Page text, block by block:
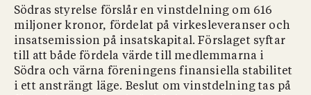
Södras styrelse förslår en vinstdelning om 616
miljoner kronor, fördelat på virkesleveranser och
insatsemission på insatskapital. Förslaget syftar
till att både fördela värde till medlemmarna i
Södra och värna föreningens finansiella stabilitet
i ett ansträngt läge. Beslut om vinstdelning tas på